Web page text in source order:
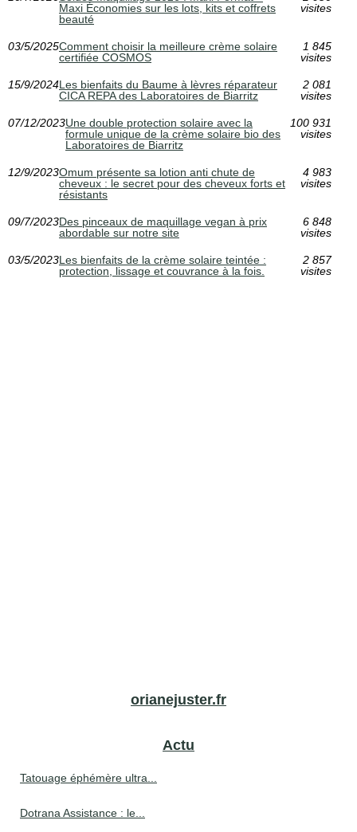
Maxi Économies sur les lots, kits et coffrets
beauté
visites
03/5/2025Comment choisir la meilleure crème solaire
certifiée COSMOS
1 845
visites
15/9/2024Les bienfaits du Baume à lèvres réparateur
CICA REPA des Laboratoires de Biarritz
2 081
visites
07/12/2023Une double protection solaire avec la
formule unique de la crème solaire bio des
Laboratoires de Biarritz
100 931
visites
12/9/2023Omum présente sa lotion anti chute de
cheveux : le secret pour des cheveux forts et
résistants
4 983
visites
09/7/2023Des pinceaux de maquillage vegan à prix
abordable sur notre site
6 848
visites
03/5/2023Les bienfaits de la crème solaire teintée :
protection, lissage et couvrance à la fois.
2 857
visites
orianejuster.fr
Actu
Tatouage éphémère ultra...
Dotrana Assistance : le...